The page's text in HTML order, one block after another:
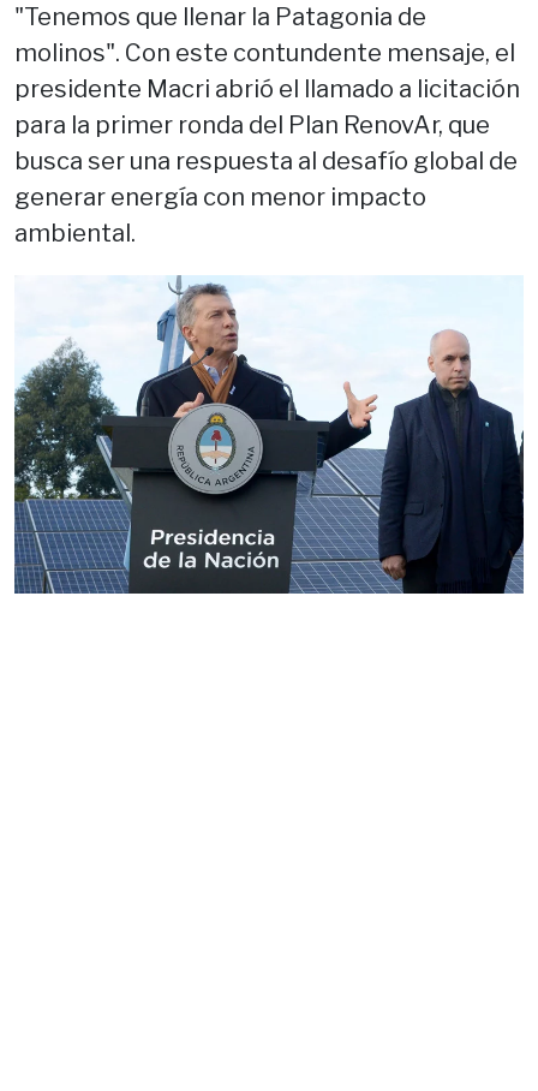
"Tenemos que llenar la Patagonia de
molinos". Con este contundente mensaje, el
presidente Macri abrió el llamado a licitación
para la primer ronda del Plan RenovAr, que
busca ser una respuesta al desafío global de
generar energía con menor impacto
ambiental.